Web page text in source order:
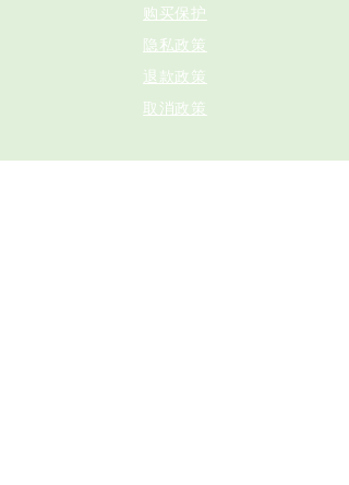
购买保护
隐私政策
退款政策
取消政策